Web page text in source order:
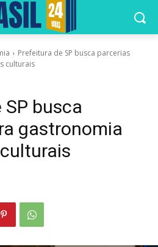
Prefeitura de SP busca parcerias
culturais
busca
gastronomia